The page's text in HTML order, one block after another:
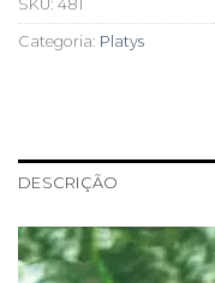
SKU: 481
Categoria: Platys
DESCRIÇÃO